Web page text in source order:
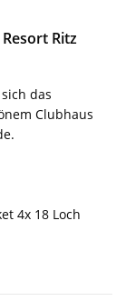
Ritz
das
Clubhaus
4x 18 Loch